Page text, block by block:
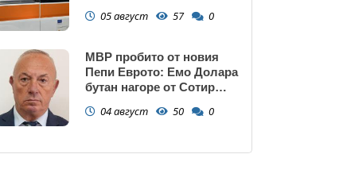
05 август 57 0
МВР пробито от новия
Пепи Еврото: Емо Долара
бутан нагоре от Сотир
за назначаване и
04 август 50 0